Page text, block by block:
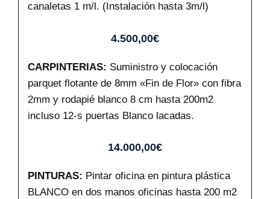
canaletas 1 m/l. (Instalación hasta 3m/l)
4.500,00€
CARPINTERIAS: Suministro y colocación
parquet flotante de 8mm «Fin de Flor» con fibra
2mm y rodapié blanco 8 cm hasta 200m2
incluso 12-s puertas Blanco lacadas.
14.000,00€
PINTURAS: Pintar oficina en pintura plástica
BLANCO en dos manos oficinas hasta 200 m2